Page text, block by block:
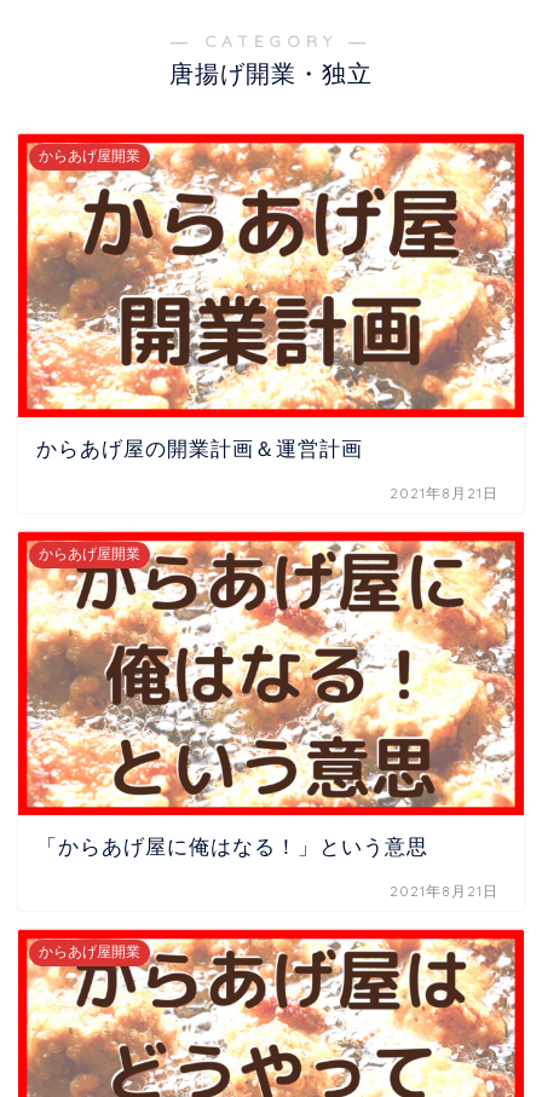
― CATEGORY ―
唐揚げ開業・独立
からあげ屋開業
からあげ屋の開業計画＆運営計画
2021年8月21日
からあげ屋開業
「からあげ屋に俺はなる！」という意思
2021年8月21日
からあげ屋開業